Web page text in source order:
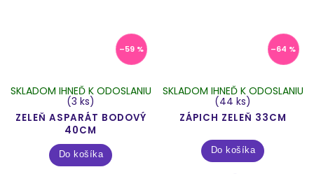
–59 %
ZELEŇ ASPARÁT BODOVÝ
40CM
SKLADOM IHNEĎ K ODOSLANIU
(3 ks)
Do košíka
–64 %
ZÁPICH ZELEŇ 33CM
SKLADOM IHNEĎ K ODOSLANIU
(44 ks)
Do košíka